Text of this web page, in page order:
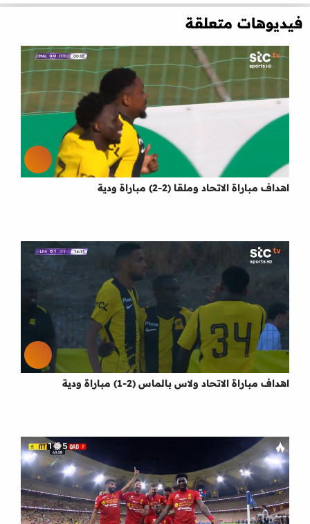
فيديوهات متعلقة
اهداف مباراة الاتحاد وملقا (2-2) مباراة ودية
اهداف مباراة الاتحاد ولاس بالماس (2-1) مباراة ودية